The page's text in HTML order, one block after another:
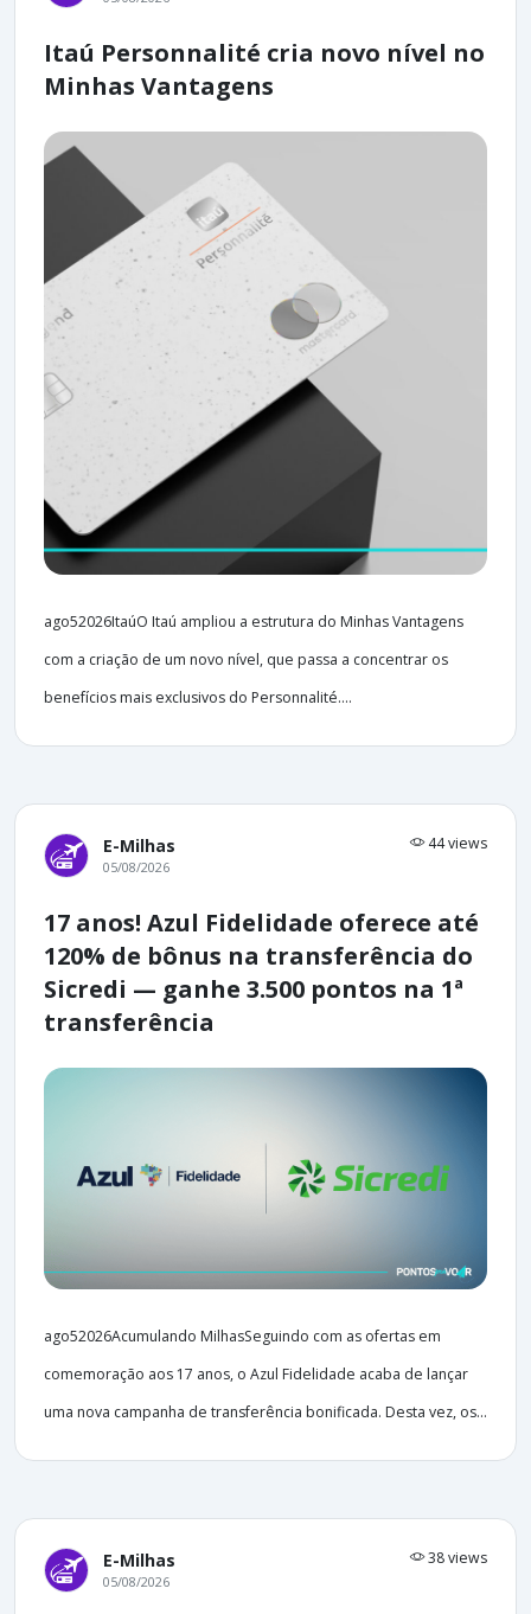
Itaú Personnalité cria novo nível no
Minhas Vantagens
ago52026ItaúO Itaú ampliou a estrutura do Minhas Vantagens
com a criação de um novo nível, que passa a concentrar os
benefícios mais exclusivos do Personnalité....
E-Milhas 44 views
05/08/2026
17 anos! Azul Fidelidade oferece até
120% de bônus na transferência do
Sicredi — ganhe 3.500 pontos na 1ª
transferência
ago52026Acumulando MilhasSeguindo com as ofertas em
comemoração aos 17 anos, o Azul Fidelidade acaba de lançar
uma nova campanha de transferência bonificada. Desta vez, os...
E-Milhas 38 views
05/08/2026